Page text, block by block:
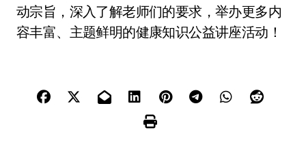
动宗旨，深入了解老师们的要求，举办更多内
容丰富、主题鲜明的健康知识公益讲座活动！